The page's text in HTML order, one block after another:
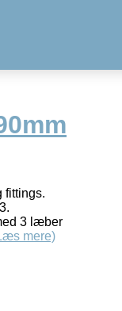
fittings.
3 læber
mere)